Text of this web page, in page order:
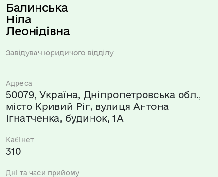
Балинська
Ніла
Леонідівна
Завідувач юридичого відділу
Адреса
50079, Україна, Дніпропетровська обл.,
місто Кривий Ріг, вулиця Антона
Ігнатченка, будинок, 1А
Кабінет
310
Дні та часи прийому